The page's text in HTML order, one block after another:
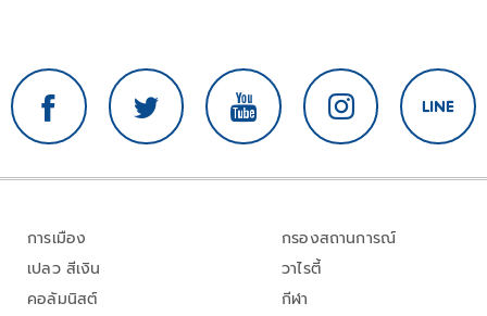
การเมือง
เปลว สีเงิน
คอลัมนิสต์
กรองสถานการณ์
วาไรตี้
กีฬา